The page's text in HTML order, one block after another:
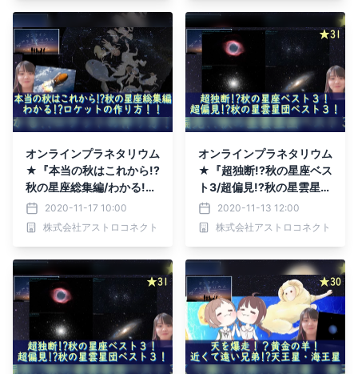
オンラインプラネタリウム
★『本当の秋はこれから!?
秋の星座総集編/わかる!?
ロケットの作り方！』11月
20日(金)よる9時～YouTu
be Liveにて無料ライブ配
2020-11-17 10:00
株式会社アストロコネクト
オンラインプラネタリウム
★『超独断!?秋の星座ベス
ト3/超偏見!?秋の星雲星団
ベスト3』11月13日(金)よ
る9時～ YouTube Live
にて無料ライブ配信！
2020-11-13 12:00
株式会社アストロコネクト